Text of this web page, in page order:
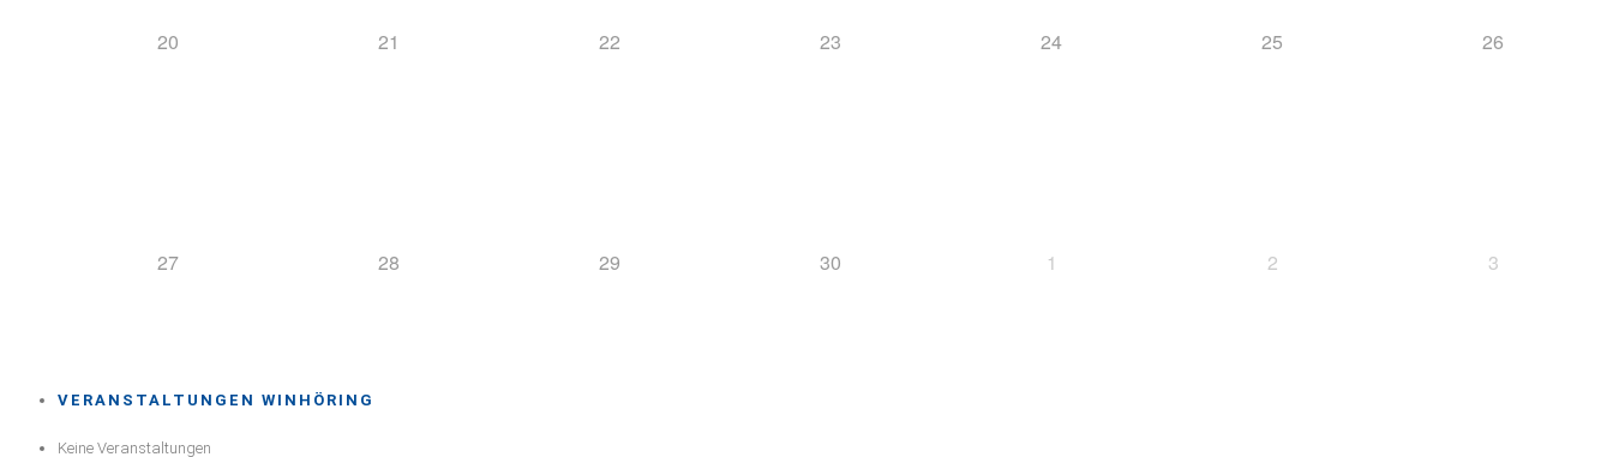
20 21 22 23 24 25 26
27 28 29 30 1 2 3
VERANSTALTUNGEN WINHÖRING
Keine Veranstaltungen